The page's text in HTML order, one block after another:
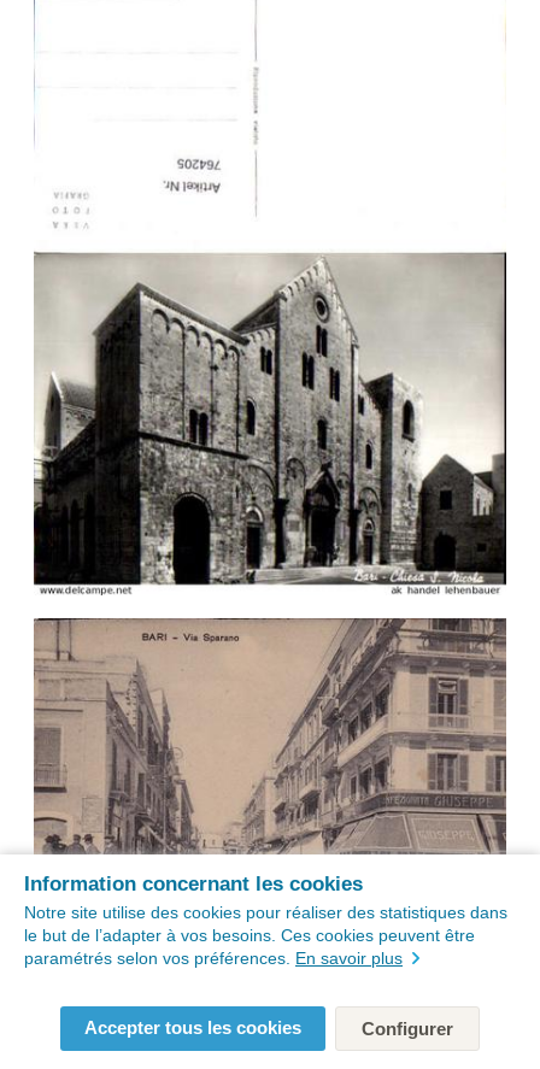
Information concernant les cookies
Notre site utilise des cookies pour réaliser des statistiques dans
le but de l’adapter à vos besoins. Ces cookies peuvent être
paramétrés selon vos préférences. En savoir plus
Accepter tous les cookies Configurer